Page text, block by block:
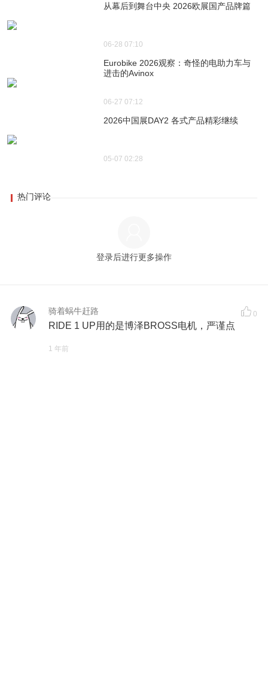
从幕后到舞台中央 2026欧展国产品牌篇
06-28 07:10
Eurobike 2026观察：奇怪的电助力车与
进击的Avinox
06-27 07:12
2026中国展DAY2 各式产品精彩继续
05-07 02:28
热门评论
登录后进行更多操作
骑着蜗牛赶路 0
RIDE 1 UP用的是博泽BROSS电机，严谨点
1 年前